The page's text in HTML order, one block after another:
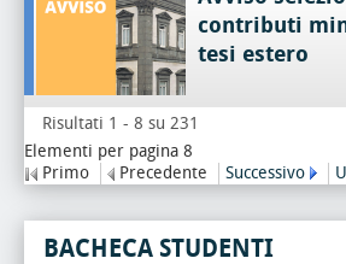
contributi
tesi estero
Risultati 1 - 8 su 231
Elementi per pagina 8
Primo
Precedente Successivo
BACHECA STUDENTI